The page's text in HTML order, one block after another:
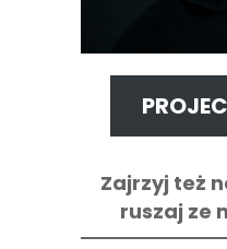
Zajrzyj też
ruszaj ze